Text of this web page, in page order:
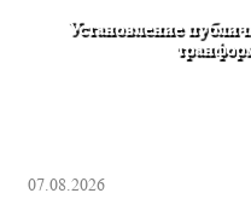
Установление
07.08.2026